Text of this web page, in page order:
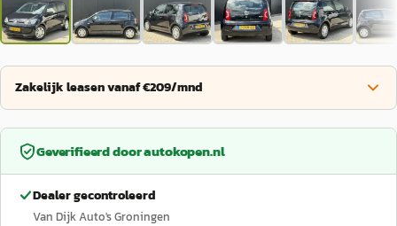
Zakelijk leasen vanaf €209/mnd
Geverifieerd doorautokopen.nl
Dealer gecontroleerd
Van Dijk Auto's Groningen